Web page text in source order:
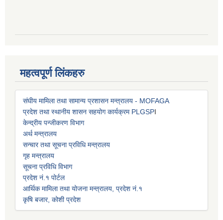
महत्वपूर्ण लिंकहरु
संघीय मामिला तथा सामान्य प्रशासन मन्त्रालय - MOFAGA
प्रदेश तथा स्थानीय शासन सहयोग कार्यक्रम PLGSPI
केन्द्रीय पन्जीकरण विभाग
अर्थ मन्त्रालय
सन्चार तथा सूचना प्रविधि मन्त्रालय
गृह मन्त्रालय
सूचना प्रविधि विभाग
प्रदेश नं.१ पोर्टल
आर्थिक मामिला तथा योजना मन्त्रालय, प्रदेश नं.१
कृषि बजार, कोशी प्रदेश